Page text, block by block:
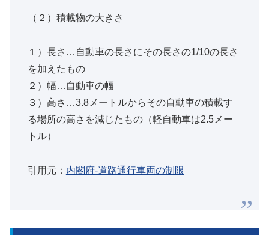
（２）積載物の大きさ
１）長さ…自動車の長さにその長さの1/10の長さ
を加えたもの
２）幅…自動車の幅
３）高さ…3.8メートルからその自動車の積載す
る場所の高さを減じたもの（軽自動車は2.5メー
トル）
引用元： 内閣府-道路通行車両の制限